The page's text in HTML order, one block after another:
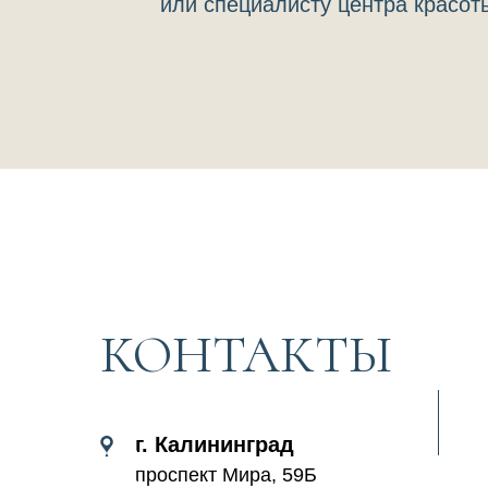
КОНТАКТЫ
г. Калининград
проспект Мира, 59Б